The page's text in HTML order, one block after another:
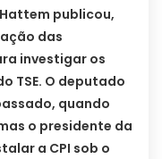
publicou,
das
investigar os
TSE. O deputado
quando
o presidente da
a CPI sob o